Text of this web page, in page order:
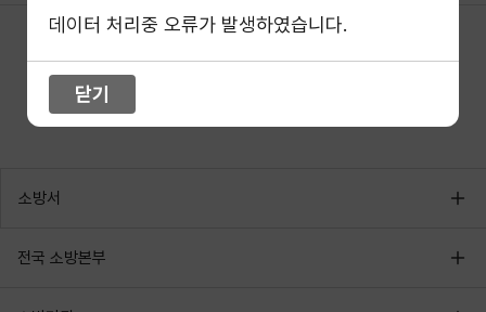
소방서
전국 소방본부
데이터 처리중 오류가 발생하였습니다.
닫기